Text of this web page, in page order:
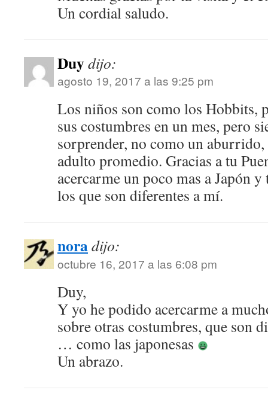
Un cordial saludo.
Duydijo:
agosto 19, 2017 a las 9:25 pm
Los niños son como los Hobbits,
sus costumbres en un mes, pero
sorprender, no como un
adulto promedio. Gracias a tu
acercarme un poco mas a Japón
los que son diferentes a mí.
noradijo:
octubre 16, 2017 a las 6:08 pm
Duy,
Y yo he podido acercarme a
sobre otras costumbres, que son
… como las japonesas
Un abrazo.